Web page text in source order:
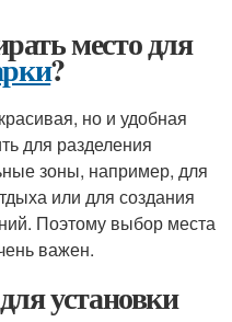
место для
?
но и удобная
для разделения
зоны, например, для
или для создания
Поэтому выбор места
важен.
установки